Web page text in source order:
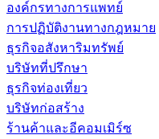
องค์กรทางการแพทย์
การปฏิบัติงานทางกฎหมาย
ธุรกิจอสังหาริมทรัพย์
บริษัทที่ปรึกษา
ธุรกิจท่องเที่ยว
บริษัทก่อสร้าง
ร้านค้าและอีคอมเมิร์ซ